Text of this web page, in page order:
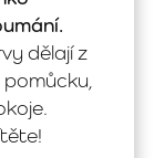
dělají z